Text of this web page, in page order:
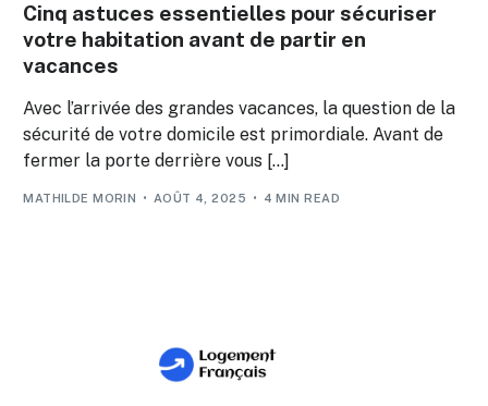
Cinq astuces essentielles pour sécuriser
votre habitation avant de partir en
vacances
Avec l’arrivée des grandes vacances, la question de la
sécurité de votre domicile est primordiale. Avant de
fermer la porte derrière vous […]
MATHILDE MORIN AOÛT 4, 2025 4 MIN READ